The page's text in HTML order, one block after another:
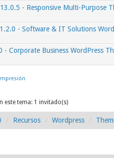
- Responsive Multi-Purpose
- Software & IT Solutions
- Corporate Business WordPress
este tema: 1 invitado(s)
Recursos Wordpress